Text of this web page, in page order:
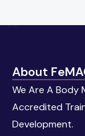
About
We Are A Body
Accredited
Development.